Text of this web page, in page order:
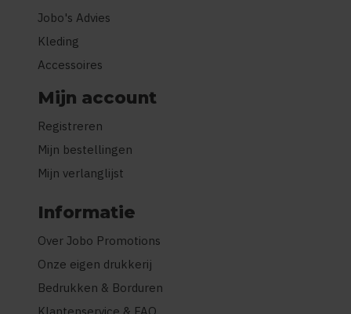
Jobo's Advies
Kleding
Accessoires
Mijn account
Registreren
Mijn bestellingen
Mijn verlanglijst
Informatie
Over Jobo Promotions
Onze eigen drukkerij
Bedrukken & Borduren